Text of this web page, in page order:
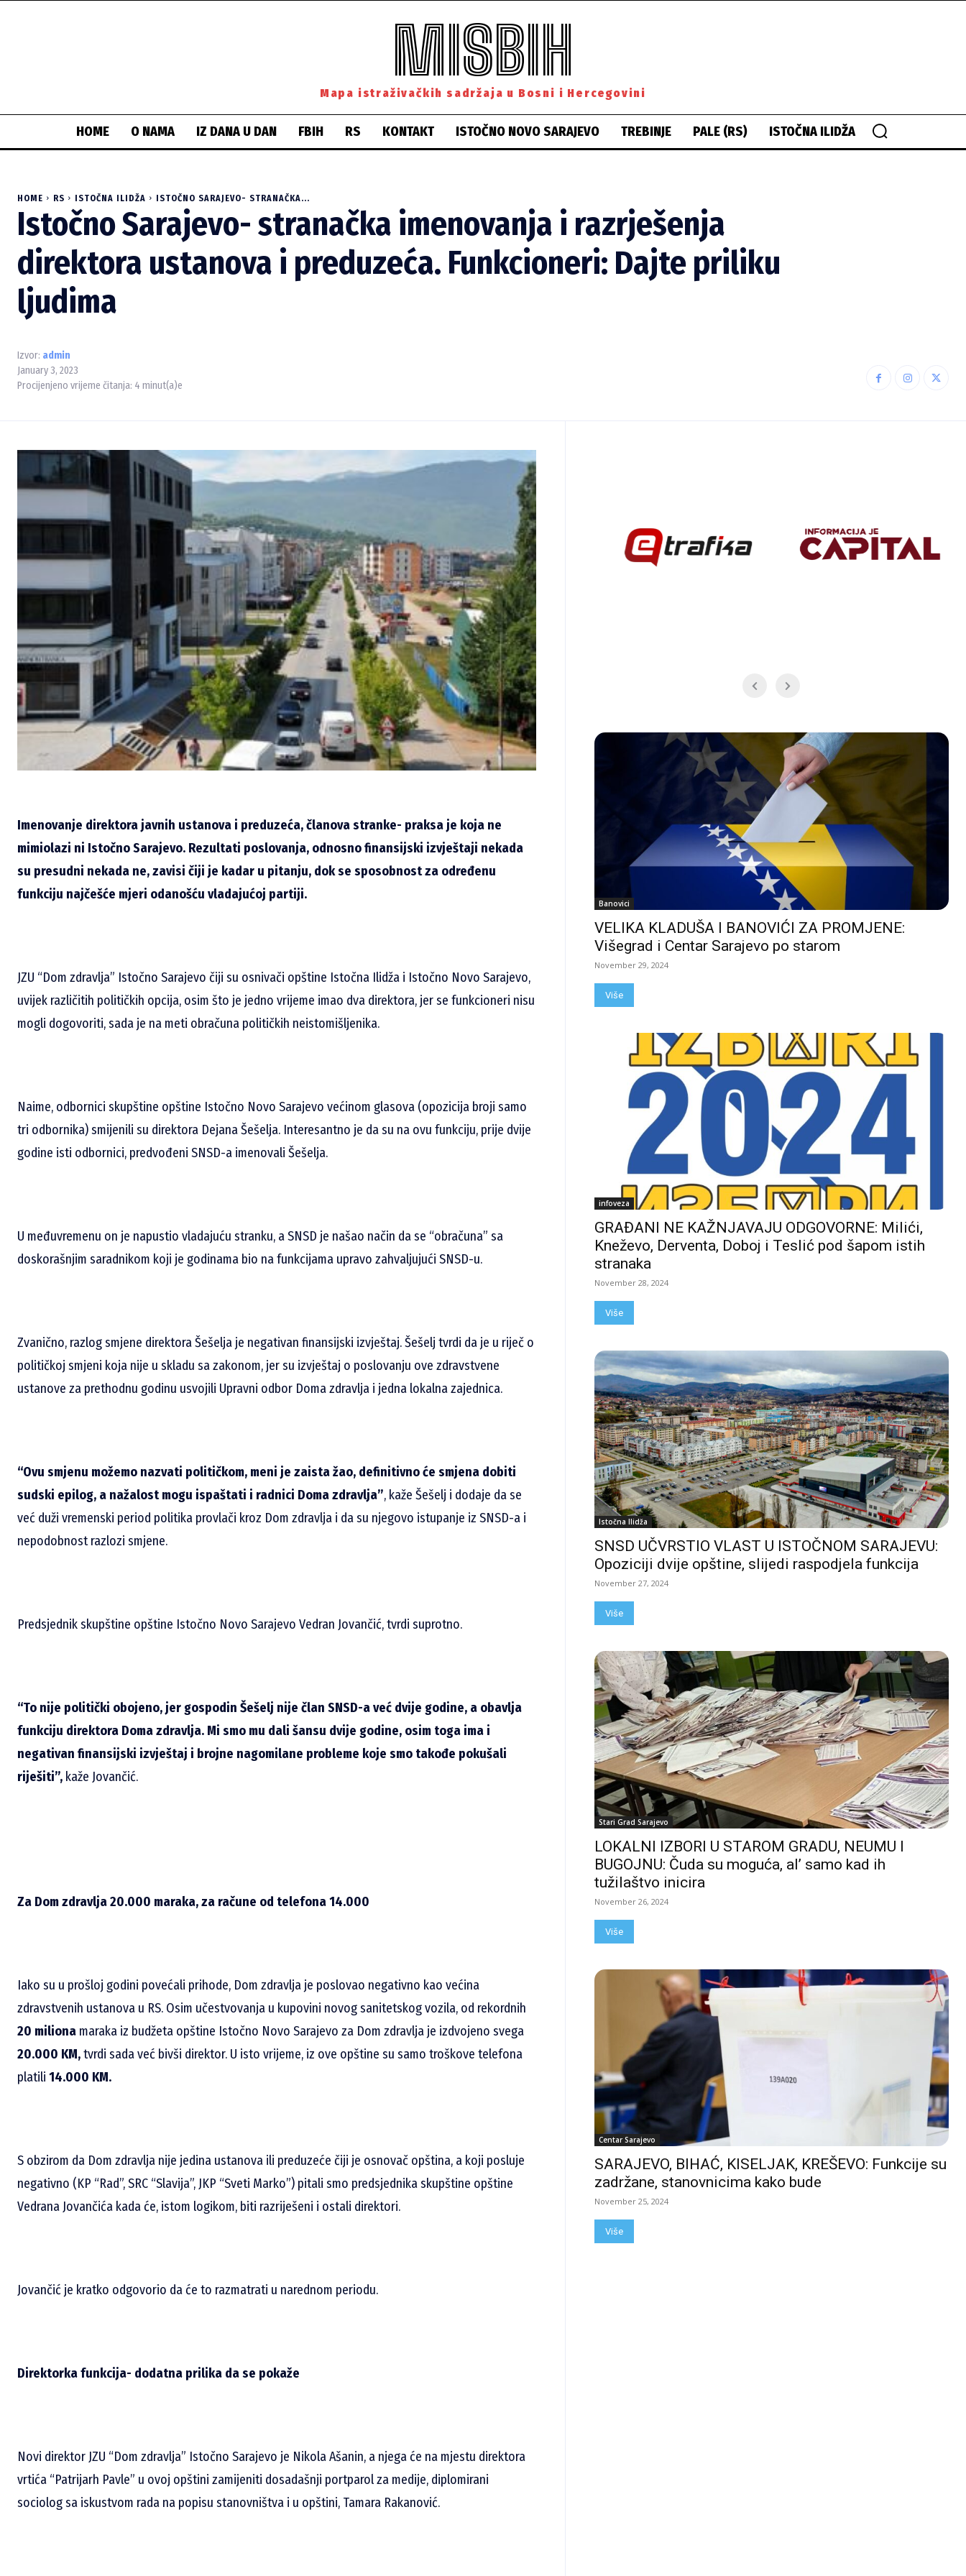
MISBIH
Mapa istraživačkih sadržaja u Bosni i Hercegovini
HOME O NAMA IZ DANA U DAN FBIH RS KONTAKT ISTOČNO NOVO SARAJEVO TREBINJE PALE (RS) ISTOČNA ILIDŽA
HOME RS ISTOČNA ILIDŽA ISTOČNO SARAJEVO- STRANAČKA...
Istočno Sarajevo- stranačka imenovanja i razrješenja
direktora ustanova i preduzeća. Funkcioneri: Dajte priliku
ljudima
Izvor: admin
January 3, 2023
Procijenjeno vrijeme čitanja: 4 minut(a)e
Imenovanje direktora javnih ustanova i preduzeća, članova stranke- praksa je koja ne
mimiolazi ni Istočno Sarajevo. Rezultati poslovanja, odnosno finansijski izvještaji nekada
su presudni nekada ne, zavisi čiji je kadar u pitanju, dok se sposobnost za određenu
funkciju najčešće mjeri odanošću vladajućoj partiji.
JZU “Dom zdravlja” Istočno Sarajevo čiji su osnivači opštine Istočna Ilidža i Istočno Novo Sarajevo,
uvijek različitih političkih opcija, osim što je jedno vrijeme imao dva direktora, jer se funkcioneri nisu
mogli dogovoriti, sada je na meti obračuna političkih neistomišljenika.
Naime, odbornici skupštine opštine Istočno Novo Sarajevo većinom glasova (opozicija broji samo
tri odbornika) smijenili su direktora Dejana Šešelja. Interesantno je da su na ovu funkciju, prije dvije
godine isti odbornici, predvođeni SNSD-a imenovali Šešelja.
U međuvremenu on je napustio vladajuću stranku, a SNSD je našao način da se “obračuna” sa
doskorašnjim saradnikom koji je godinama bio na funkcijama upravo zahvaljujući SNSD-u.
Zvanično, razlog smjene direktora Šešelja je negativan finansijski izvještaj.Šešelj tvrdi da je u riječ o
političkoj smjeni koja nije u skladu sa zakonom, jer su izvještaj o poslovanju ove zdravstvene
ustanove za prethodnu godinu usvojili Upravni odbor Doma zdravlja i jedna lokalna zajednica.
“Ovu smjenu možemo nazvati političkom, meni je zaista žao, definitivno će smjena dobiti
sudski epilog, a nažalost mogu ispaštati i radnici Doma zdravlja”, kaže Šešelj i dodaje da se
već duži vremenski period politika provlači kroz Dom zdravlja i da su njegovo istupanje iz SNSD-a i
nepodobnost razlozi smjene.
Predsjednik skupštine opštine Istočno Novo Sarajevo Vedran Jovančić, tvrdi suprotno.
“To nije politički obojeno, jer gospodin Šešelj nije član SNSD-a već dvije godine, a obavlja
funkciju direktora Doma zdravlja. Mi smo mu dali šansu dvije godine, osim toga ima i
negativan finansijski izvještaj i brojne nagomilane probleme koje smo takođe pokušali
riješiti”, kaže Jovančić.
Za Dom zdravlja 20.000 maraka, za račune od telefona 14.000
Iako su u prošloj godini povećali prihode, Dom zdravlja je poslovao negativno kao većina
zdravstvenih ustanova u RS. Osim učestvovanja u kupovini novog sanitetskog vozila, od rekordnih
20 miliona maraka iz budžeta opštine Istočno Novo Sarajevo za Dom zdravlja je izdvojeno svega
20.000 KM,tvrdi sada već bivši direktor. U isto vrijeme, iz ove opštine su samo troškove telefona
platili 14.000 KM.
S obzirom da Dom zdravlja nije jedina ustanova ili preduzeće čiji je osnovač opština, a koji posluje
negativno (KP “Rad”, SRC “Slavija”, JKP “Sveti Marko”) pitali smo predsjednika skupštine opštine
Vedrana Jovančića kada će, istom logikom, biti razriješeni i ostali direktori.
Jovančić je kratko odgovorio da će to razmatrati u narednom periodu.
Direktorka funkcija- dodatna prilika da se pokaže
Novi direktor JZU “Dom zdravlja” Istočno Sarajevo je Nikola Ašanin, a njega će na mjestu direktora
vrtića “Patrijarh Pavle” u ovoj opštini zamijeniti dosadašnji portparol za medije, diplomirani
sociolog sa iskustvom rada na popisu stanovništva i u opštini, Tamara Rakanović.
Banovici
VELIKA KLADUŠA I BANOVIĆI ZA PROMJENE:
Višegrad i Centar Sarajevo po starom
November 29, 2024
Više
infoveza
GRAĐANI NE KAŽNJAVAJU ODGOVORNE: Milići,
Kneževo, Derventa, Doboj i Teslić pod šapom istih
stranaka
November 28, 2024
Više
Istočna Ilidža
SNSD UČVRSTIO VLAST U ISTOČNOM SARAJEVU:
Opoziciji dvije opštine, slijedi raspodjela funkcija
November 27, 2024
Više
Stari Grad Sarajevo
LOKALNI IZBORI U STAROM GRADU, NEUMU I
BUGOJNU: Čuda su moguća, al’ samo kad ih
tužilaštvo inicira
November 26, 2024
Više
Centar Sarajevo
SARAJEVO, BIHAĆ, KISELJAK, KREŠEVO: Funkcije su
zadržane, stanovnicima kako bude
November 25, 2024
Više